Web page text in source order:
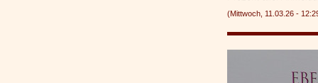
(Mittwoch, 11.03.26 -